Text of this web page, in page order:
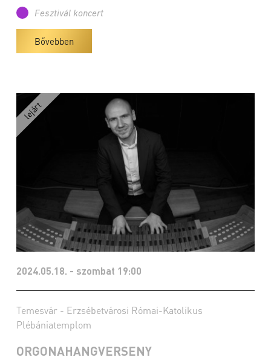
Fesztivál koncert
Bővebben
2024.05.18. - szombat 19:00
Temesvár - Erzsébetvárosi Római-Katolikus
Plébániatemplom
ORGONAHANGVERSENY